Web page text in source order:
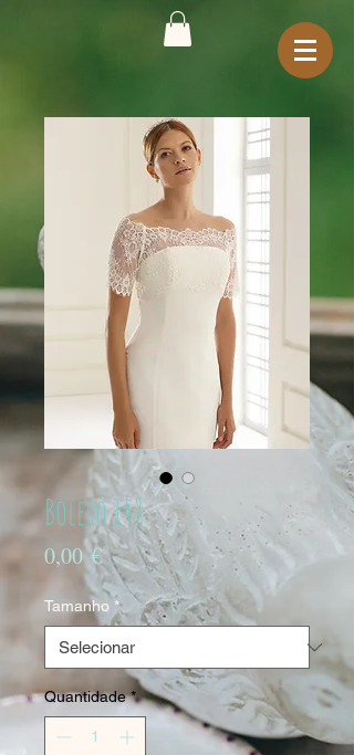
Bolero 148
0,00 €Preço
Tamanho *
Quantidade *